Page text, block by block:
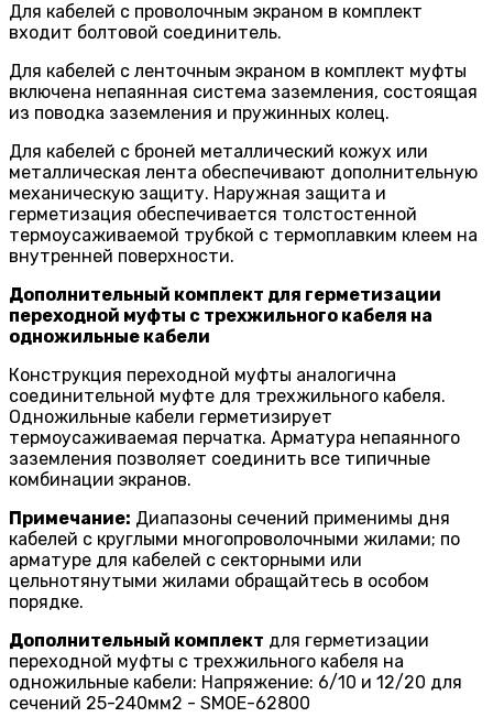
Для кабелей с проволочным экраном в комплект
входит болтовой соединитель.
Для кабелей с ленточным экраном в комплект муфты
включена непаянная система заземления, состоящая
из поводка заземления и пружинных колец.
Для кабелей с броней металлический кожух или
металлическая лента обеспечивают дополнительную
механическую защиту. Наружная защита и
герметизация обеспечивается толстостенной
термоусаживаемой трубкой с термоплавким клеем на
внутренней поверхности.
Дополнительный комплект для герметизации
переходной муфты с трехжильного кабеля на
одножильные кабели
Конструкция переходной муфты аналогична
соединительной муфте для трехжильного кабеля.
Одножильные кабели герметизирует
термоусаживаемая перчатка. Арматура непаянного
заземления позволяет соединить все типичные
комбинации экранов.
Примечание: Диапазоны сечений применимы дня
кабелей с круглыми многопроволочными жилами; по
арматуре для кабелей с секторными или
цельнотянутыми жилами обращайтесь в особом
порядке.
Дополнительный комплект для герметизации
переходной муфты с трехжильного кабеля на
одножильные кабели: Напряжение: 6/10 и 12/20 для
сечений 25-240мм2 - SMOE-62800